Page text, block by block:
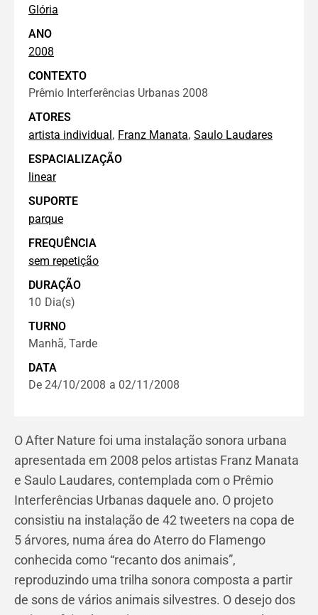
O After Nature foi uma instalação sonora urbana
apresentada em 2008 pelos artistas Franz Manata
e Saulo Laudares, contemplada com o Prêmio
Interferências Urbanas daquele ano. O projeto
consistiu na instalação de 42 tweeters na copa de
5 árvores, numa área do Aterro do Flamengo
conhecida como “recanto dos animais”,
reproduzindo uma trilha sonora composta a partir
de sons de vários animais silvestres. O desejo dos
Glória
ANO
2008
CONTEXTO
Prêmio Interferências Urbanas 2008
ATORES
artista individual, Franz Manata, Saulo Laudares
ESPACIALIZAÇÃO
linear
SUPORTE
parque
FREQUÊNCIA
sem repetição
DURAÇÃO
10 Dia(s)
TURNO
Manhã, Tarde
DATA
De 24/10/2008 a 02/11/2008